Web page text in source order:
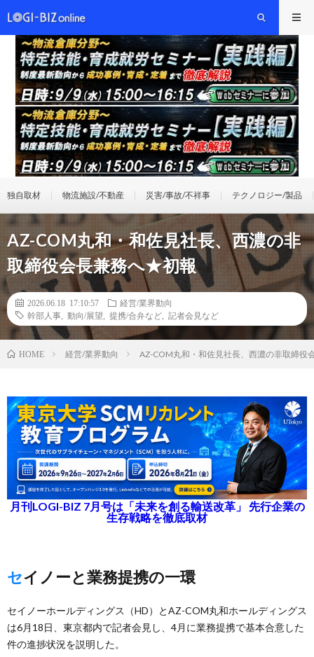
独自取材 物流施設/不動産 災害/事故/不祥事 テクノロジー/製品
AZ-COM丸和・和佐見社長、西濃の非
取締役会長兼務へ★初報
2026.06.18 17:10:57
経営/業界動向
幹部人事
動向/展望 提携/合弁など 記者会見など
HOME 経営/業界動向 AZ-COM丸和・和佐見社長、西濃の非取締役
月刊LOGI-BIZ 7月号は「未来を創る輸送改革」 先行企業の
生存戦略を徹底取材
セイノーと業務提携の一環
セイノーホールディングス（HD）とAZ-COM丸和ホールディングス
は6月18日、東京都内で記者会見し、4月に業務提携で基本合意した
件の進捗状況を説明した。